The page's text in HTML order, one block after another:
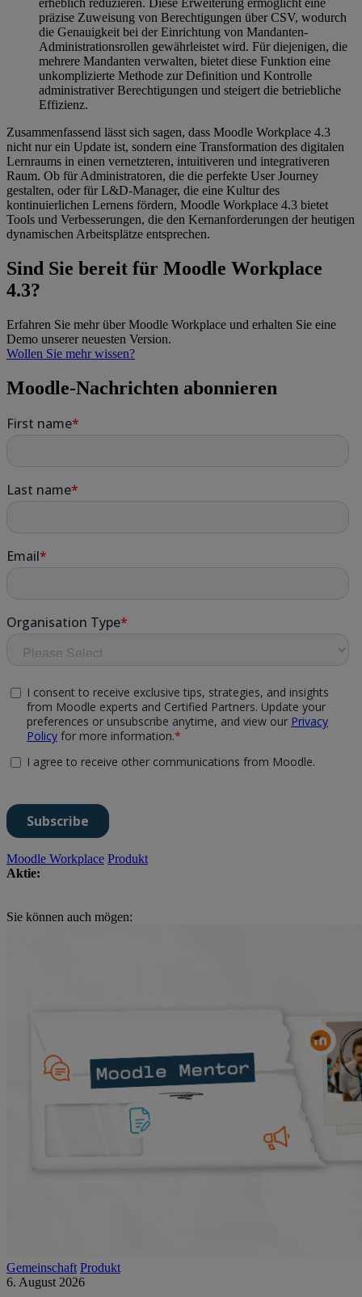
erheblich reduzieren. Diese Erweiterung ermöglicht eine
präzise Zuweisung von Berechtigungen über CSV, wodurch
die Genauigkeit bei der Einrichtung von Mandanten-
Administrationsrollen gewährleistet wird. Für diejenigen, die
mehrere Mandanten verwalten, bietet diese Funktion eine
unkomplizierte Methode zur Definition und Kontrolle
administrativer Berechtigungen und steigert die betriebliche
Effizienz.
Zusammenfassend lässt sich sagen, dass Moodle Workplace 4.3
nicht nur ein Update ist, sondern eine Transformation des digitalen
Lernraums in einen vernetzteren, intuitiveren und integrativeren
Raum. Ob für Administratoren, die die perfekte User Journey
gestalten, oder für L&D-Manager, die eine Kultur des
kontinuierlichen Lernens fördern, Moodle Workplace 4.3 bietet
Tools und Verbesserungen, die den Kernanforderungen der heutigen
dynamischen Arbeitsplätze entsprechen.
Sind Sie bereit für Moodle Workplace
4.3?
Erfahren Sie mehr über Moodle Workplace und erhalten Sie eine
Demo unserer neuesten Version.
Wollen Sie mehr wissen?
Moodle-Nachrichten abonnieren
Moodle Workplace Produkt
Aktie:
Sie können auch mögen:
Gemeinschaft Produkt
6. August 2026